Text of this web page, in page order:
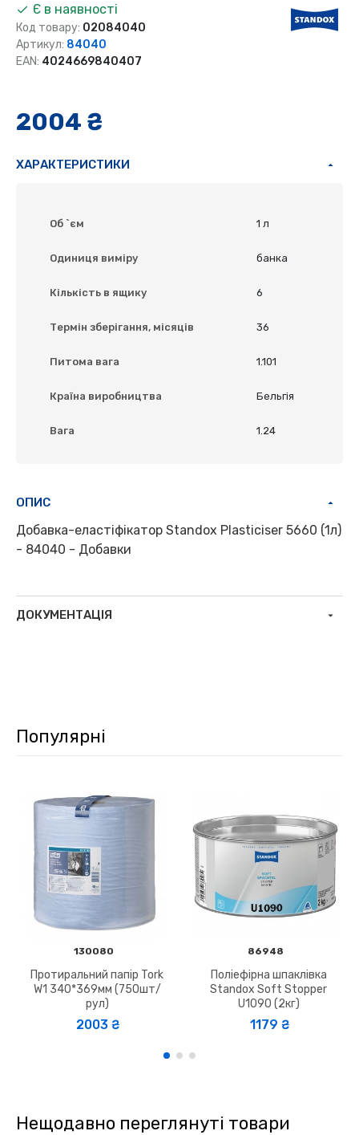
2004 ₴
Є в наявності
Код товару: 02084040
Артикул: 84040
EAN: 4024669840407
ХАРАКТЕРИСТИКИ
Об `єм 1 л
Одиниця виміру банка
Кількість в ящику 6
Термін зберігання, місяців 36
Питома вага 1.101
Країна виробництва Бельгія
Вага 1.24
ОПИС
Добавка-еластіфікатор Standox Plasticiser 5660 (1л)
- 84040 - Добавки
ДОКУМЕНТАЦІЯ
Популярні
130080
Протиральний папір Tork
W1 340*369мм (750шт/
рул)
2003 ₴
86948
Поліефірна шпаклівка
Standox Soft Stopper
U1090 (2кг)
1179 ₴
Нещодавно переглянуті товари